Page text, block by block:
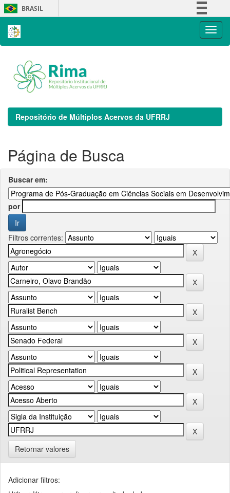
Skip
navigation
BRASIL
Repositório de Múltiplos Acervos da UFRRJ
Página de Busca
Buscar em:
por
Filtros correntes:
Retornar valores
Adicionar filtros: